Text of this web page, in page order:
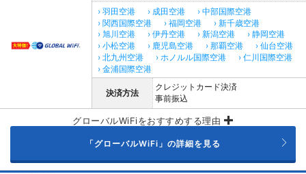
› 羽田空港
› 成田空港
› 中部国際空港
› 関西国際空港
› 福岡空港
› 新千歳空港
› 旭川空港
› 伊丹空港 › 新潟空港
› 静岡空港
› 小松空港
› 鹿児島空港 › 那覇空港
› 仙台空港
› 北九州空港
› ホノルル国際空港
› 仁川国際空港
› 金浦国際空港
決済方法
クレジットカード決済
事前振込
グローバルWiFiをおすすめする理由
「グローバルWiFi」の詳細を見る